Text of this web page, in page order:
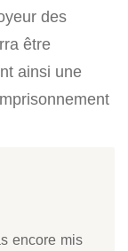
des
être
ainsi une
encore mis